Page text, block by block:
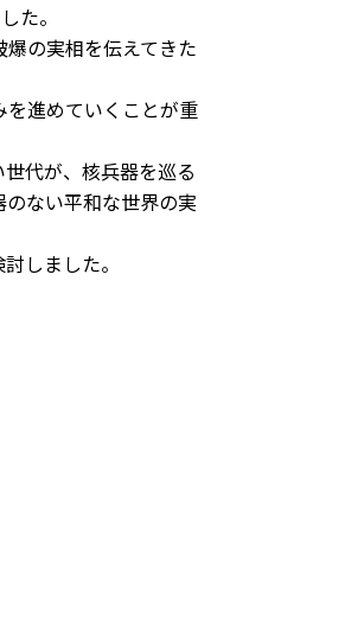
た。
の実相を伝えてきた
進めていくことが重
代が、核兵器を巡る
ない平和な世界の実
しました。